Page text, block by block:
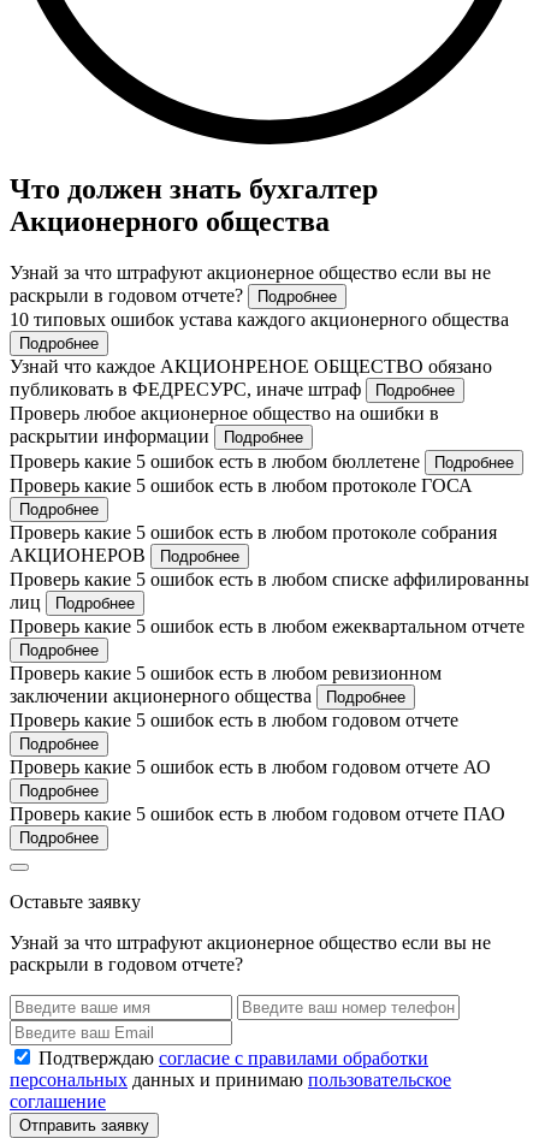
Что должен знать бухгалтер
Акционерного общества
Узнай за что штрафуют акционерное общество если вы не
раскрыли в годовом отчете?
Подробнее
10 типовых ошибок устава каждого акционерного общества
Подробнее
Узнай что каждое АКЦИОНРЕНОЕ ОБЩЕСТВО обязано
публиковать в ФЕДРЕСУРС, иначе штраф
Подробнее
Проверь любое акционерное общество на ошибки в
раскрытии информации
Подробнее
Проверь какие 5 ошибок есть в любом бюллетене Подробнее
Проверь какие 5 ошибок есть в любом протоколе ГОСА
Подробнее
Проверь какие 5 ошибок есть в любом протоколе собрания
АКЦИОНЕРОВ
Подробнее
Проверь какие 5 ошибок есть в любом списке аффилированны
лиц
Подробнее
Проверь какие 5 ошибок есть в любом ежеквартальном отчете
Подробнее
Проверь какие 5 ошибок есть в любом ревизионном
заключении акционерного общества
Подробнее
Проверь какие 5 ошибок есть в любом годовом отчете
Подробнее
Проверь какие 5 ошибок есть в любом годовом отчете АО
Подробнее
Проверь какие 5 ошибок есть в любом годовом отчете ПАО
Подробнее
Оставьте заявку
Узнай за что штрафуют акционерное общество если вы не
раскрыли в годовом отчете?
Подтверждаю согласие с правилами обработки
персональных данных и принимаю пользовательское
соглашение
Отправить заявку